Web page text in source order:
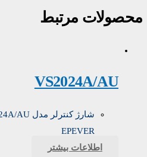
محصولات مرتبط
VS2024A/AU
EPEVER
اطلاعات بیشتر